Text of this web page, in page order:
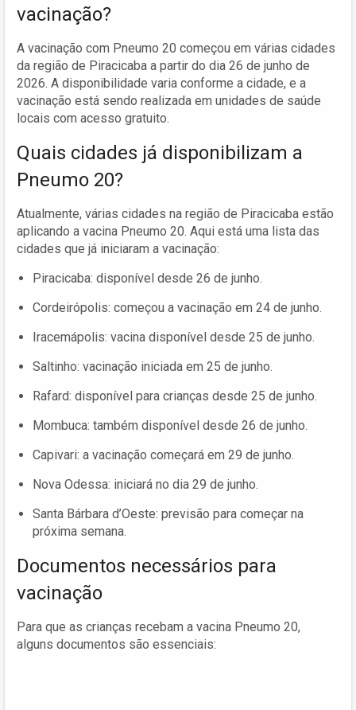
vacinação?
A vacinação com Pneumo 20 começou em várias cidades
da região de Piracicaba a partir do dia 26 de junho de
2026. A disponibilidade varia conforme a cidade, e a
vacinação está sendo realizada em unidades de saúde
locais com acesso gratuito.
Quais cidades já disponibilizam a
Pneumo 20?
Atualmente, várias cidades na região de Piracicaba estão
aplicando a vacina Pneumo 20. Aqui está uma lista das
cidades que já iniciaram a vacinação:
Piracicaba: disponível desde 26 de junho.
Cordeirópolis: começou a vacinação em 24 de junho.
Iracemápolis: vacina disponível desde 25 de junho.
Saltinho: vacinação iniciada em 25 de junho.
Rafard: disponível para crianças desde 25 de junho.
Mombuca: também disponível desde 26 de junho.
Capivari: a vacinação começará em 29 de junho.
Nova Odessa: iniciará no dia 29 de junho.
Santa Bárbara d’Oeste: previsão para começar na
próxima semana.
Documentos necessários para
vacinação
Para que as crianças recebam a vacina Pneumo 20,
alguns documentos são essenciais: